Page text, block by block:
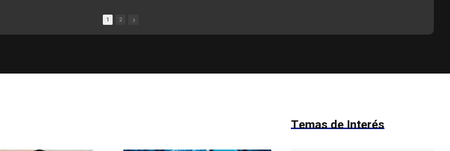
1 2
Temas de Interés